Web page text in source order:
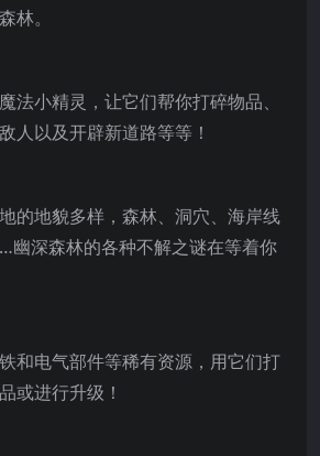
林。
法小精灵，让它们帮你打碎物品、
人以及开辟新道路等等！
的地貌多样，森林、洞穴、海岸线
幽深森林的各种不解之谜在等着你
和电气部件等稀有资源，用它们打
或进行升级！